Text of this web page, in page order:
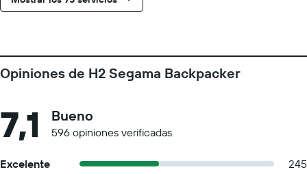
Opiniones de H2 Segama Backpacker
7,1 Bueno
596 opiniones verificadas
Excelente
245